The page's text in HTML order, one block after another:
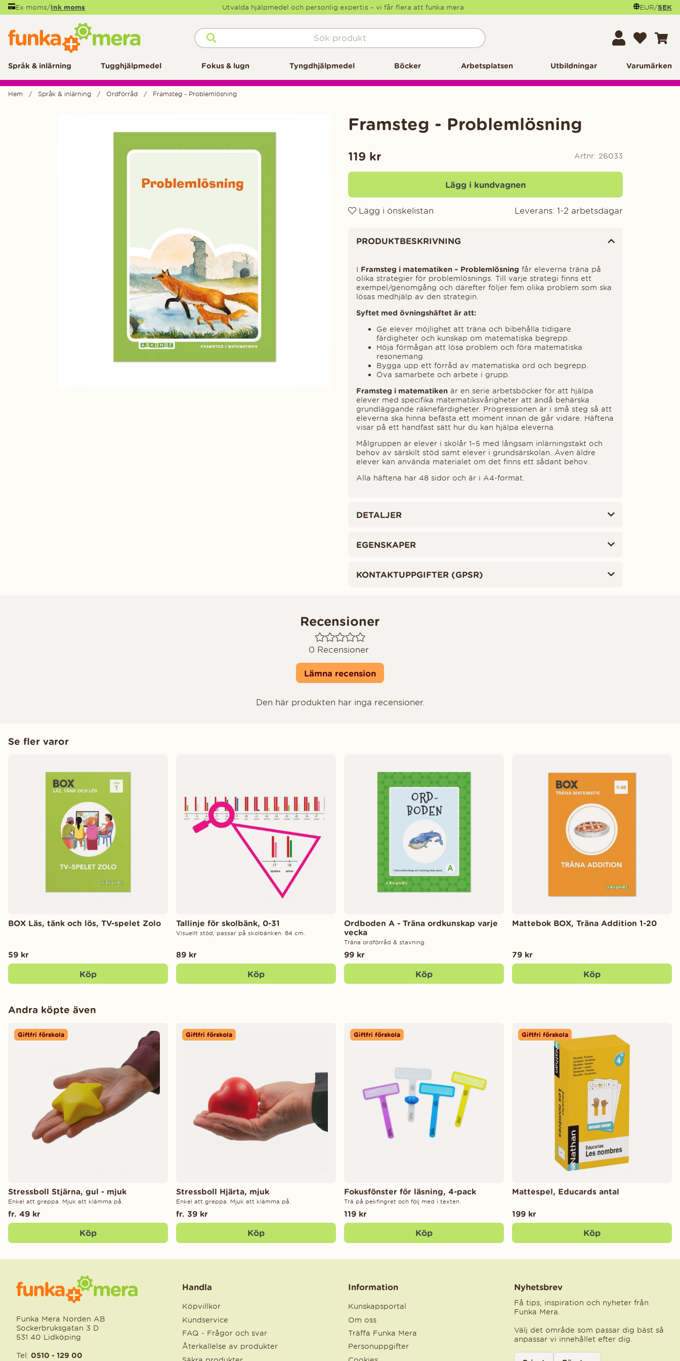
Ex moms/Ink moms Utvalda hjälpmedel och personlig expertis – vi får flera att funka mera EUR/SEK
Språk & inlärning Tugghjälpmedel Fokus & lugn Tyngdhjälpmedel Böcker Arbetsplatsen Utbildningar Varumärken
Hem Språk & inlärning Ordförråd Framsteg - Problemlösning
Framsteg - Problemlösning
119 kr Artnr: 26033
Lägg i kundvagnen
Lägg i önskelistan Leverans: 1-2 arbetsdagar
PRODUKTBESKRIVNING
I Framsteg i matematiken – Problemlösning får eleverna träna på
olika strategier för problemlösnings. Till varje strategi finns ett
exempel/genomgång och därefter följer fem olika problem som ska
lösas medhjälp av den strategin.
Syftet med övningshäftet är att:
Ge elever möjlighet att träna och bibehålla tidigare
färdigheter och kunskap om matematiska begrepp.
Höja förmågan att lösa problem och föra matematiska
resonemang.
Bygga upp ett förråd av matematiska ord och begrepp.
Öva samarbete och arbete i grupp.
Framsteg i matematiken är en serie arbetsböcker för att hjälpa
elever med specifika matematiksvårigheter att ändå behärska
grundläggande räknefärdigheter. Progressionen är i små steg så att
eleverna ska hinna befästa ett moment innan de går vidare. Häftena
visar på ett handfast sätt hur du kan hjälpa eleverna.
Målgruppen är elever i skolår 1–5 med långsam inlärningstakt och
behov av särskilt stöd samt elever i grundsärskolan. Även äldre
elever kan använda materialet om det finns ett sådant behov.
Alla häftena har 48 sidor och är i A4-format.
DETALJER
EGENSKAPER
KONTAKTUPPGIFTER (GPSR)
Recensioner
0 Recensioner
Lämna recension
Den här produkten har inga recensioner.
Se fler varor
BOX Läs, tänk och lös, TV-spelet Zolo
59 kr
Köp
Tallinje för skolbänk, 0-31
Visuellt stöd, passar på skolbänken. 84 cm.
89 kr
Köp
Ordboden A - Träna ordkunskap varje
vecka
Träna ordförråd & stavning.
99 kr
Köp
Mattebok BOX, Träna Addition 1-20
79 kr
Köp
Andra köpte även
Giftfri förskola
Stressboll Stjärna, gul - mjuk
Enkel att greppa. Mjuk att klämma på.
fr. 49 kr
Köp
Giftfri förskola
Stressboll Hjärta, mjuk
Enkel att greppa. Mjuk att klämma på.
fr. 39 kr
Köp
Giftfri förskola
Fokusfönster för läsning, 4-pack
Trä på pekfingret och följ med i texten.
119 kr
Köp
Giftfri förskola
Mattespel, Educards antal
199 kr
Köp
Funka Mera Norden AB
Sockerbruksgatan 3 D
531 40 Lidköping
Tel: 0510 - 129 00
Handla
Köpvillkor
Kundservice
FAQ - Frågor och svar
Återkallelse av produkter
Information
Kunskapsportal
Om oss
Träffa Funka Mera
Personuppgifter
Nyhetsbrev
Få tips, inspiration och nyheter från
Funka Mera.
Välj det område som passar dig bäst så
anpassar vi innehållet efter dig.
Välj kategori för nyhetsbrev